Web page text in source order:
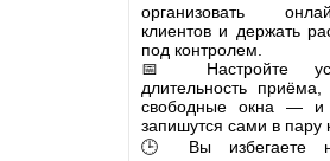
организовать
клиентов и держать
под контролем.
📅 Настройте
длительность приёма,
свободные окна — и
запишутся сами в пару
🕒 Вы избегаете